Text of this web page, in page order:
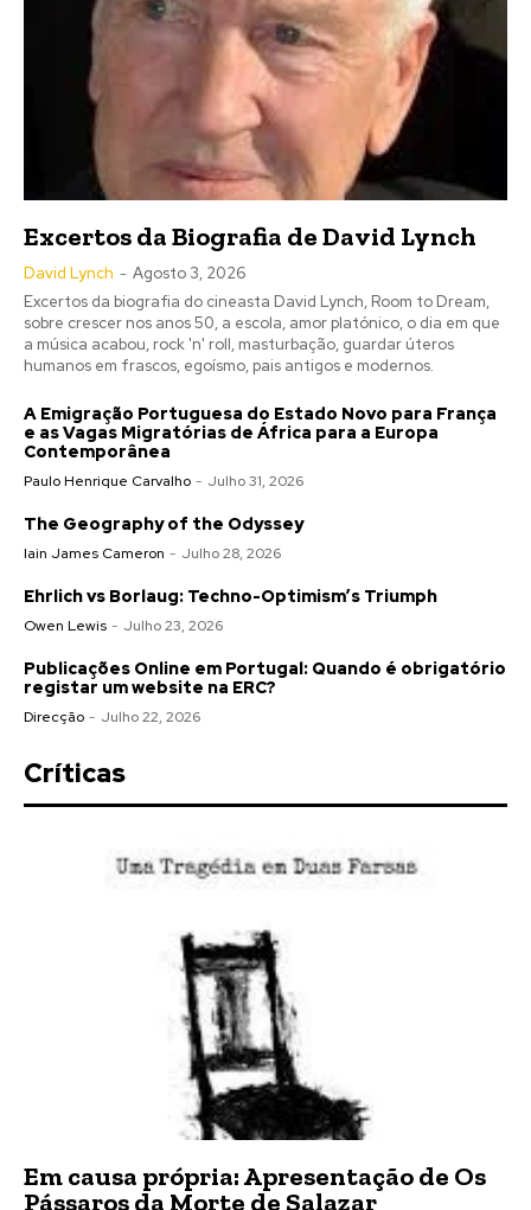
Excertos da Biografia de David Lynch
David Lynch - Agosto 3, 2026
Excertos da biografia do cineasta David Lynch, Room to Dream,
sobre crescer nos anos 50, a escola, amor platónico, o dia em que
a música acabou, rock 'n' roll, masturbação, guardar úteros
humanos em frascos, egoísmo, pais antigos e modernos.
A Emigração Portuguesa do Estado Novo para França
e as Vagas Migratórias de África para a Europa
Contemporânea
Paulo Henrique Carvalho - Julho 31, 2026
The Geography of the Odyssey
Iain James Cameron - Julho 28, 2026
Ehrlich vs Borlaug: Techno-Optimism’s Triumph
Owen Lewis - Julho 23, 2026
Publicações Online em Portugal: Quando é obrigatório
registar um website na ERC?
Direcção - Julho 22, 2026
Críticas
Em causa própria: Apresentação de Os
Pássaros da Morte de Salazar